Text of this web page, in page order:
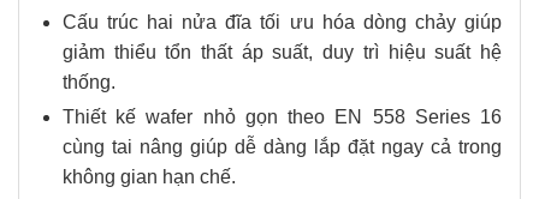
Cấu trúc hai nửa đĩa tối ưu hóa dòng chảy giúp
giảm thiểu tổn thất áp suất, duy trì hiệu suất hệ
thống.
Thiết kế wafer nhỏ gọn theo EN 558 Series 16
cùng tai nâng giúp dễ dàng lắp đặt ngay cả trong
không gian hạn chế.